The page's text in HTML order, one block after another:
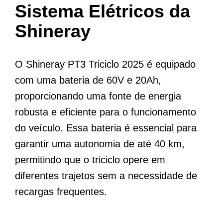
Sistema Elétricos da
Shineray
O Shineray PT3 Triciclo 2025 é equipado
com uma bateria de 60V e 20Ah,
proporcionando uma fonte de energia
robusta e eficiente para o funcionamento
do veículo. Essa bateria é essencial para
garantir uma autonomia de até 40 km,
permitindo que o triciclo opere em
diferentes trajetos sem a necessidade de
recargas frequentes.